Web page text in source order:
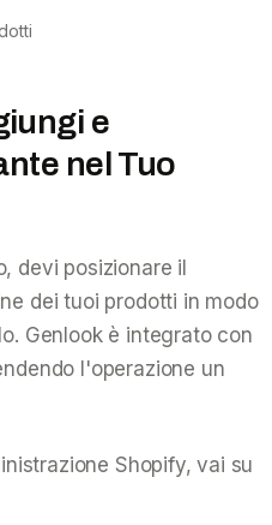
e
nel Tuo
devi posizionare il
dei tuoi prodotti in modo
Genlook è integrato con
l'operazione un
Shopify, vai su